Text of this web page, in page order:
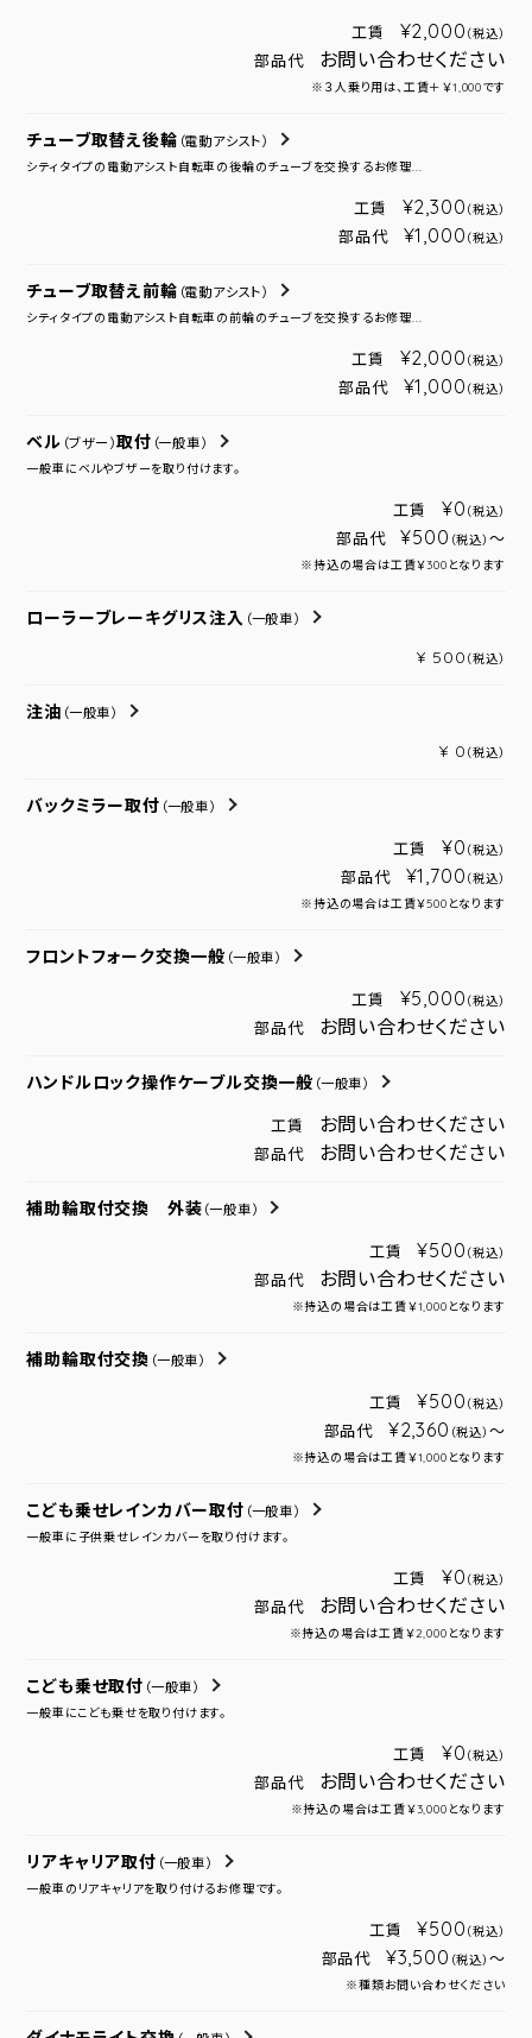
工賃 ¥2,000 （税込）
部品代 お問い合わせください
※３人乗り用は、工賃＋￥1,000です
チューブ取替え後輪 （電動アシスト）
シティタイプの電動アシスト自転車の後輪のチューブを交換するお修理...
工賃 ¥2,300 （税込）
部品代 ¥1,000 （税込）
チューブ取替え前輪 （電動アシスト）
シティタイプの電動アシスト自転車の前輪のチューブを交換するお修理...
工賃 ¥2,000 （税込）
部品代 ¥1,000 （税込）
ベル （ブザー）取付 （一般車）
一般車にベルやブザーを取り付けます。
工賃 ¥0 （税込）
部品代 ¥500 （税込） ～
※持込の場合は工賃￥300となります
ローラーブレーキグリス注入 （一般車）
¥ 500 （税込）
注油 （一般車）
¥ 0 （税込）
バックミラー取付 （一般車）
工賃 ¥0 （税込）
部品代 ¥1,700 （税込）
※持込の場合は工賃￥500となります
フロントフォーク交換一般 （一般車）
工賃 ¥5,000 （税込）
部品代 お問い合わせください
ハンドルロック操作ケーブル交換一般 （一般車）
工賃 お問い合わせください
部品代 お問い合わせください
補助輪取付交換 外装 （一般車）
工賃 ¥500 （税込）
部品代 お問い合わせください
※持込の場合は工賃￥1,000となります
補助輪取付交換 （一般車）
工賃 ¥500 （税込）
部品代 ¥2,360 （税込） ～
※持込の場合は工賃￥1,000となります
こども乗せレインカバー取付 （一般車）
一般車に子供乗せレインカバーを取り付けます。
工賃 ¥0 （税込）
部品代 お問い合わせください
※持込の場合は工賃￥2,000となります
こども乗せ取付 （一般車）
一般車にこども乗せを取り付けます。
工賃 ¥0 （税込）
部品代 お問い合わせください
※持込の場合は工賃￥3,000となります
リアキャリア取付 （一般車）
一般車のリアキャリアを取り付けるお修理です。
工賃 ¥500 （税込）
部品代 ¥3,500 （税込） ～
※種類お問い合わせください